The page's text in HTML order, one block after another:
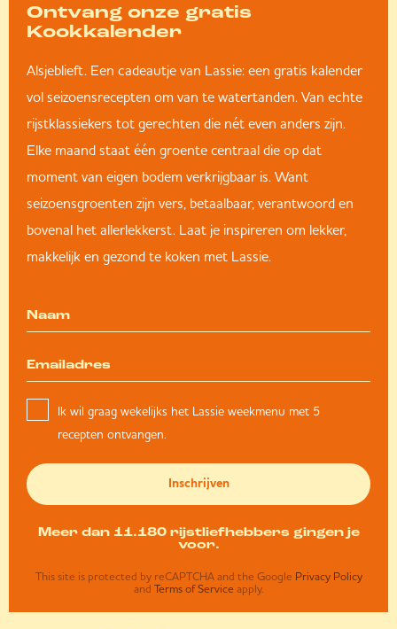
Ontvang onze gratis
Kookkalender
Alsjeblieft. Een cadeautje van Lassie: een gratis kalender
vol seizoensrecepten om van te watertanden. Van echte
rijstklassiekers tot gerechten die nét even anders zijn.
Elke maand staat één groente centraal die op dat
moment van eigen bodem verkrijgbaar is. Want
seizoensgroenten zijn vers, betaalbaar, verantwoord en
bovenal het allerlekkerst. Laat je inspireren om lekker,
makkelijk en gezond te koken met Lassie.
Ik wil graag wekelijks het Lassie weekmenu met 5
recepten ontvangen.
Inschrijven
Meer dan 11.180 rijstliefhebbers gingen je
voor.
This site is protected by reCAPTCHA and the Google Privacy Policy
and Terms of Service apply.